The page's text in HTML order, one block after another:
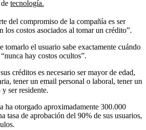
tecnología.
del compromiso de la compañía es ser
los costos asociados al tomar un crédito”.
tomarlo el usuario sabe exactamente cuándo
hay costos ocultos”.
créditos es necesario ser mayor de edad,
tener un email personal o laboral, tener un
ser residente.
ha otorgado aproximadamente 300.000
tasa de aprobación del 90% de sus usuarios,